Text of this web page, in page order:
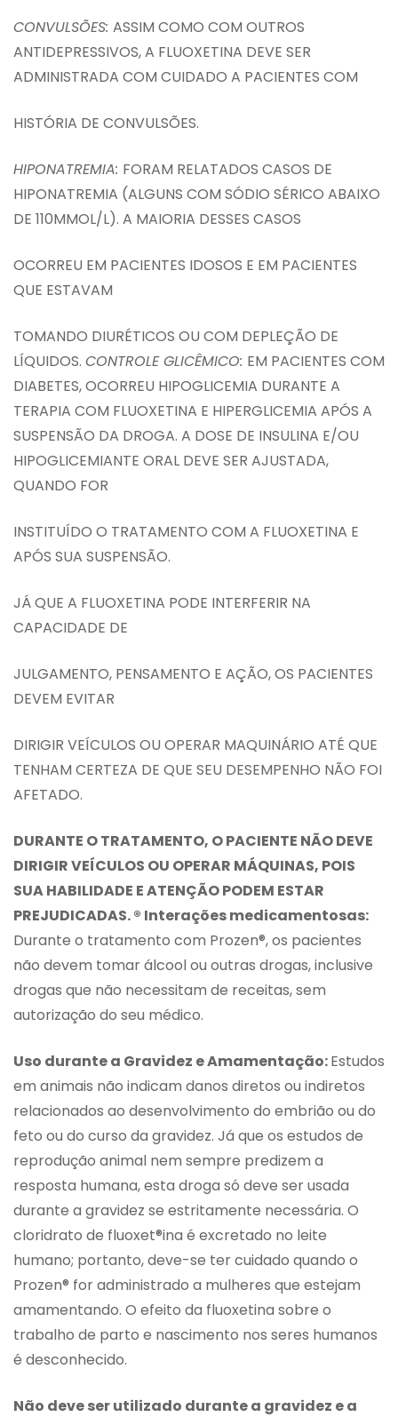
CONVULSÕES: ASSIM COMO COM OUTROS
ANTIDEPRESSIVOS, A FLUOXETINA DEVE SER
ADMINISTRADA COM CUIDADO A PACIENTES COM
HISTÓRIA DE CONVULSÕES.
HIPONATREMIA: FORAM RELATADOS CASOS DE
HIPONATREMIA (ALGUNS COM SÓDIO SÉRICO ABAIXO
DE 110MMOL/L). A MAIORIA DESSES CASOS
OCORREU EM PACIENTES IDOSOS E EM PACIENTES
QUE ESTAVAM
TOMANDO DIURÉTICOS OU COM DEPLEÇÃO DE
LÍQUIDOS. CONTROLE GLICÊMICO: EM PACIENTES COM
DIABETES, OCORREU HIPOGLICEMIA DURANTE A
TERAPIA COM FLUOXETINA E HIPERGLICEMIA APÓS A
SUSPENSÃO DA DROGA. A DOSE DE INSULINA E/OU
HIPOGLICEMIANTE ORAL DEVE SER AJUSTADA,
QUANDO FOR
INSTITUÍDO O TRATAMENTO COM A FLUOXETINA E
APÓS SUA SUSPENSÃO.
JÁ QUE A FLUOXETINA PODE INTERFERIR NA
CAPACIDADE DE
JULGAMENTO, PENSAMENTO E AÇÃO, OS PACIENTES
DEVEM EVITAR
DIRIGIR VEÍCULOS OU OPERAR MAQUINÁRIO ATÉ QUE
TENHAM CERTEZA DE QUE SEU DESEMPENHO NÃO FOI
AFETADO.
DURANTE O TRATAMENTO, O PACIENTE NÃO DEVE
DIRIGIR VEÍCULOS OU OPERAR MÁQUINAS, POIS
SUA HABILIDADE E ATENÇÃO PODEM ESTAR
PREJUDICADAS. ® Interações medicamentosas:
Durante o tratamento com Prozen®, os pacientes
não devem tomar álcool ou outras drogas, inclusive
drogas que não necessitam de receitas, sem
autorização do seu médico.
Uso durante a Gravidez e Amamentação:Estudos
em animais não indicam danos diretos ou indiretos
relacionados ao desenvolvimento do embrião ou do
feto ou do curso da gravidez. Já que os estudos de
reprodução animal nem sempre predizem a
resposta humana, esta droga só deve ser usada
durante a gravidez se estritamente necessária. O
cloridrato de fluoxet®ina é excretado no leite
humano; portanto, deve-se ter cuidado quando o
Prozen® for administrado a mulheres que estejam
amamentando. O efeito da fluoxetina sobre o
trabalho de parto e nascimento nos seres humanos
é desconhecido.
Não deve ser utilizado durante a gravidez e a